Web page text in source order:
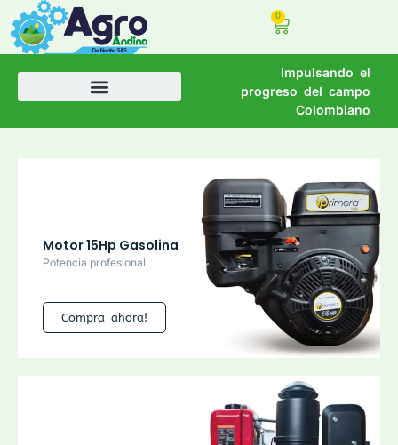
0
Impulsando el
progreso del campo
Colombiano
Motor 15Hp Gasolina
Potencia profesional.
Compra ahora!